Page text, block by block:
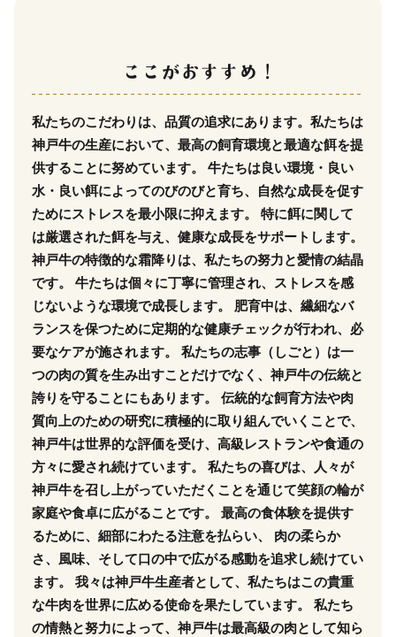
私たちのこだわりは、品質の追求にあります。私たちは
神戸牛の生産において、最高の飼育環境と最適な餌を提
供することに努めています。 牛たちは良い環境・良い
水・良い餌によってのびのびと育ち、自然な成長を促す
ためにストレスを最小限に抑えます。 特に餌に関して
は厳選された餌を与え、健康な成長をサポートします。
神戸牛の特徴的な霜降りは、私たちの努力と愛情の結晶
です。 牛たちは個々に丁寧に管理され、ストレスを感
じないような環境で成長します。 肥育中は、繊細なバ
ランスを保つために定期的な健康チェックが行われ、必
要なケアが施されます。 私たちの志事（しごと）は一
つの肉の質を生み出すことだけでなく、神戸牛の伝統と
誇りを守ることにもあります。 伝統的な飼育方法や肉
質向上のための研究に積極的に取り組んでいくことで、
神戸牛は世界的な評価を受け、高級レストランや食通の
方々に愛され続けています。 私たちの喜びは、人々が
神戸牛を召し上がっていただくことを通じて笑顔の輪が
家庭や食卓に広がることです。 最高の食体験を提供す
るために、細部にわたる注意を払らい、 肉の柔らか
さ、風味、そして口の中で広がる感動を追求し続けてい
ます。 我々は神戸牛生産者として、私たちはこの貴重
な牛肉を世界に広める使命を果たしています。 私たち
の情熱と努力によって、神戸牛は最高級の肉として知ら